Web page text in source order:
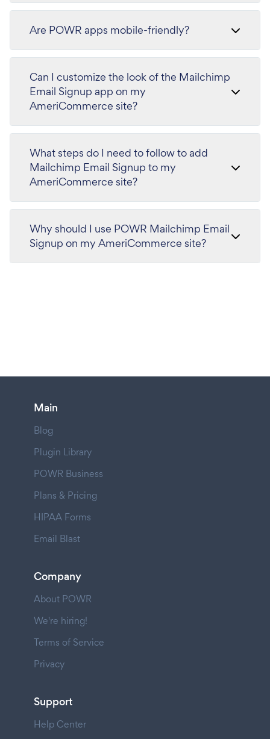
Are POWR apps mobile-friendly?
Can I customize the look of the Mailchimp
Email Signup app on my
AmeriCommerce site?
What steps do I need to follow to add
Mailchimp Email Signup to my
AmeriCommerce site?
Why should I use POWR Mailchimp Email
Signup on my AmeriCommerce site?
Main
Blog
Plugin Library
POWR Business
Plans & Pricing
HIPAA Forms
Email Blast
Company
About POWR
We're hiring!
Terms of Service
Privacy
Support
Help Center